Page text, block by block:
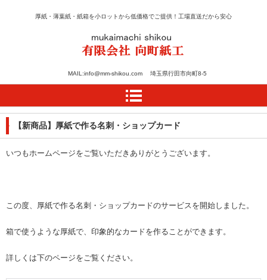
紙のカット・加工・箱の
設計は向町紙工
厚紙・薄葉紙・紙箱を小ロットから低価格でご提供！工場直送だから安心
MAIL:info@mm-shikou.com 埼玉県行田市向町8-5
【新商品】厚紙で作る名刺・ショップカード
いつもホームページをご覧いただきありがとうございます。
この度、厚紙で作る名刺・ショップカードのサービスを開始しました。
箱で使うような厚紙で、印象的なカードを作ることができます。
詳しくは下のページをご覧ください。